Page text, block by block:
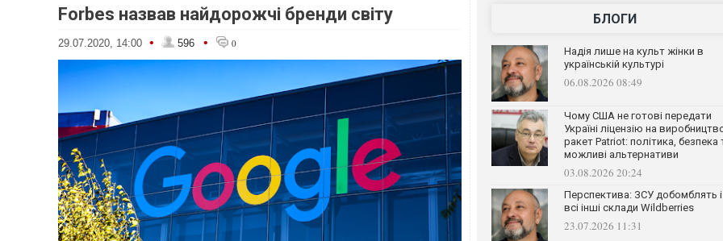
Forbes назвав найдорожчі бренди світу
29.07.2020, 14:00 • 596 • 0
БЛОГИ
Надія лише на культ жінки в
українській культурі
06.08.2026 08:49
Чому США не готові передати
Україні ліцензію на
ракет Patriot: політика, безпека
можливі альтернативи
03.08.2026 20:24
Перспектива: ЗСУ добомблять і
всі інші склади Wildberries
23.07.2026 11:31